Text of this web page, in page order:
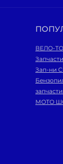
ВЕЛО-
Зап-ни
МОТО